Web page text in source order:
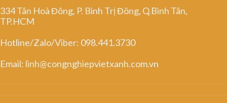
334 Tân Hoà Đông, P. Bình Trị Đông, Q.Bình Tân,
TP.HCM
Hotline/Zalo/Viber: 098.441.3730
Email: linh@congnghiepvietxanh.com.vn